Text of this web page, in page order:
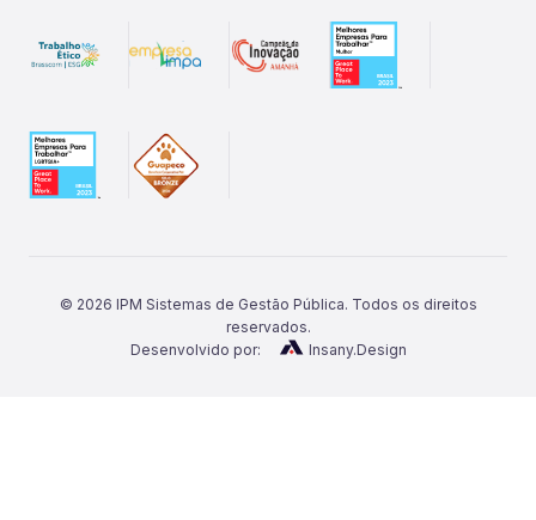
© 2026 IPM Sistemas de Gestão Pública. Todos os direitos
reservados.
Desenvolvido por:
Insany.Design